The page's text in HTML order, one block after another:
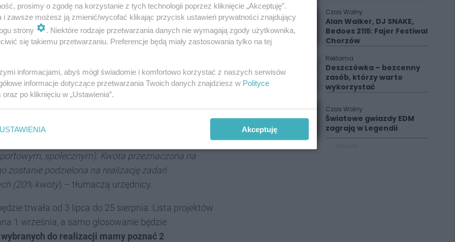
- 1 896 000 zł
Obywatelskim 2024 wynosi 1 896 000 zł, w
mogą dotyczyć zadań
oraz zadań społecznych (przedsięwzięcia,
społecznym). Kwota przeznaczona na
zostanie podzielona na realizację zadań
(20% kwoty) – tłumaczą urzędnicy.
trwała od 3 lipca do 25 sierpnia. Lista projektów
1 września, a samo głosowanie będzie
do realizacji mamy poznać 2
Czas Wolny
Alan Walker, DJ SNAKE,
Bedoes 2115: Fajer Festiwal
Chorzów
Reklama
Deszczówka – bezcenny
zasób, którzy warto
wykorzystać
Czas Wolny
Światowe gwiazdy EDM
zagrają w Legendii
prosimy o zgodę na korzystanie z tych technologii poprzez kliknięcie „Akceptuję”.
i zawsze możesz ją zmienić/wycofać klikając przycisk ustawień prywatności znajdujący
strony
. Niektóre rodzaje przetwarzania danych nie wymagają zgody użytkownika,
się takiemu przetwarzaniu. Preferencje będą miały zastosowania tylko na tej
informacjami, abyś mógł świadomie i komfortowo korzystać z naszych serwisów
informacje dotyczące przetwarzania Twoich danych znajdziesz w Polityce
oraz po kliknięciu w „Ustawienia”.
USTAWIENIA Akceptuję